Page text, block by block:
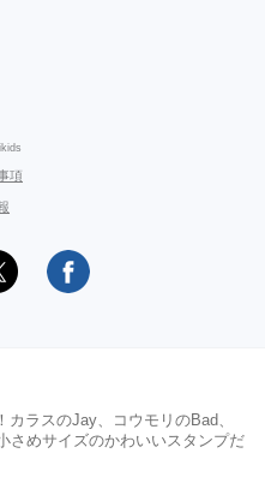
項
ラスのJay、コウモリのBad、
さめサイズのかわいいスタンプだ